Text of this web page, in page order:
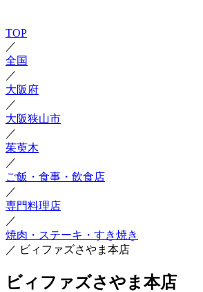
TOP
／
全国
／
大阪府
／
大阪狭山市
／
茱萸木
／
ご飯・食事・飲食店
／
専門料理店
／
焼肉・ステーキ・すき焼き
／ ビィファズさやま本店
ビィファズさやま本店